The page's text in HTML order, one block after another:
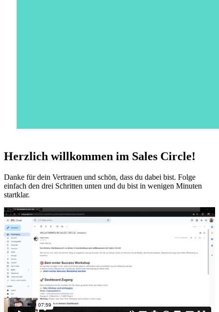
Herzlich willkommen im Sales Circle!
Danke für dein Vertrauen und schön, dass du dabei bist. Folge
einfach den drei Schritten unten und du bist in wenigen Minuten
startklar.